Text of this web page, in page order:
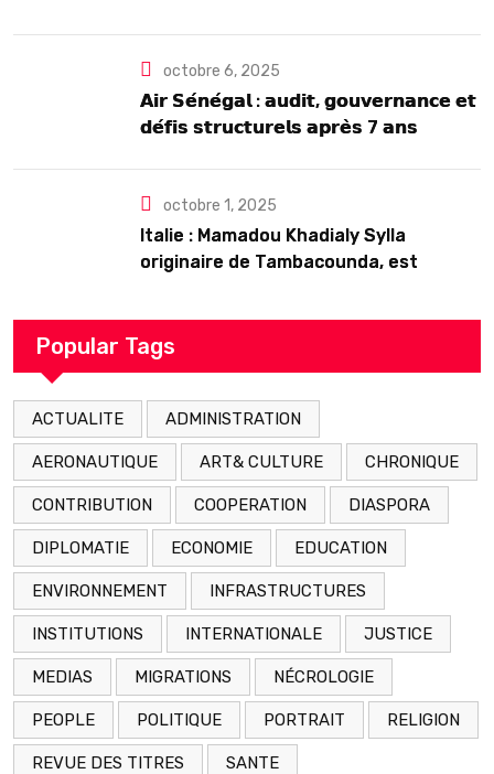
octobre 6, 2025
𝗔𝗶𝗿 𝗦𝗲́𝗻𝗲́𝗴𝗮𝗹 : 𝗮𝘂𝗱𝗶𝘁, 𝗴𝗼𝘂𝘃𝗲𝗿𝗻𝗮𝗻𝗰𝗲 𝗲𝘁
𝗱𝗲́𝗳𝗶𝘀 𝘀𝘁𝗿𝘂𝗰𝘁𝘂𝗿𝗲𝗹𝘀 𝗮𝗽𝗿𝗲̀𝘀 7 𝗮𝗻𝘀
octobre 1, 2025
Italie : Mamadou Khadialy Sylla
originaire de Tambacounda, est
arrestation
Popular Tags
ACTUALITE ADMINISTRATION
AERONAUTIQUE ART& CULTURE CHRONIQUE
CONTRIBUTION COOPERATION DIASPORA
DIPLOMATIE ECONOMIE EDUCATION
ENVIRONNEMENT INFRASTRUCTURES
INSTITUTIONS INTERNATIONALE JUSTICE
MEDIAS MIGRATIONS NÉCROLOGIE
PEOPLE POLITIQUE PORTRAIT RELIGION
REVUE DES TITRES SANTE